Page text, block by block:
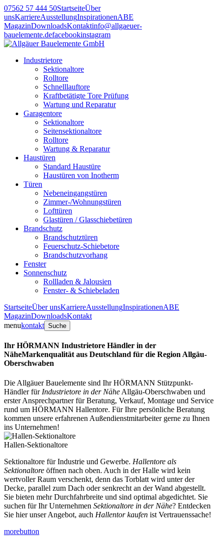
07562 57 444 50StartseiteÜber
unsKarriereAusstellungInspirationenABE
MagazinDownloadsKontaktinfo@allgaeuer-
bauelemente.defacebookinstagram
Industrietore
Sektionaltore
Rolltore
Schnelllauftore
Kraftbetätigte Tore Prüfung
Wartung und Reparatur
Garagentore
Sektionaltore
Seitensektionaltore
Rolltore
Wartung & Reparatur
Haustüren
Standard Haustüre
Haustüren von Inotherm
Türen
Nebeneingangstüren
Zimmer-/Wohnungstüren
Lofttüren
Glastüren / Glasschiebetüren
Brandschutz
Brandschutztüren
Feuerschutz-Schiebetore
Brandschutzvorhang
Fenster
Sonnenschutz
Rollladen & Jalousien
Fenster- & Schiebeladen
StartseiteÜber unsKarriereAusstellungInspirationenABE
MagazinDownloadsKontakt
menukontakt Suche
Ihr HÖRMANN Industrietore Händler in der
NäheMarkenqualität aus Deutschland für die Region Allgäu-
Oberschwaben
Die Allgäuer Bauelemente sind Ihr HÖRMANN Stützpunkt-
Händler für Industrietore in der Nähe Allgäu-Oberschwaben und
erster Ansprechpartner für Beratung, Verkauf, Montage und Service
rund um HÖRMANN Hallentore. Für Ihre persönliche Beratung
kommen unsere erfahrenen Außendienstmitarbeiter gerne zu Ihnen
ins Unternehmen!
Hallen-Sektionaltore
Sektionaltore für Industrie und Gewerbe. Hallentore als
Sektionaltore öffnen nach oben. Auch in der Halle wird kein
wertvoller Raum verschenkt, denn das Torblatt wird unter der
Decke, parallel zum Dach oder senkrecht an der Wand abgestellt.
Sie bieten mehr Durchfahrbreite und sind optimal abgedichtet. Sie
suchen für Ihr Unternehmen Sektionaltore in der Nähe? Entdecken
Sie hier unser Angebot, auch Hallentor kaufen ist Vertrauenssache!
morebutton